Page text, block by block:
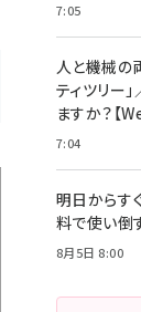
7:05
人と機械の
ティツリー
ますか？【
7:04
明日からす
料で使い倒
8月5日 8:00